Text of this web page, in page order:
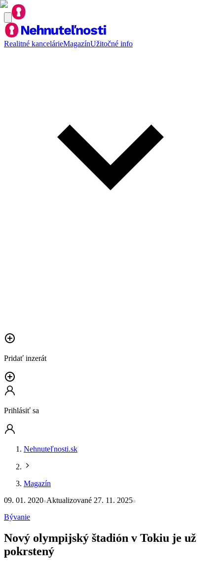
Realitné kancelárieMagazínUžitočné info
Pridať inzerát
Prihlásiť sa
Nehnuteľnosti.sk
Magazín
09. 01. 2020 Aktualizované 27. 11. 2025
Bývanie
Nový olympijský štadión v Tokiu je už
pokrstený